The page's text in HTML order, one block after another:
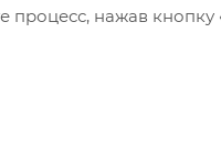
процесс, нажав